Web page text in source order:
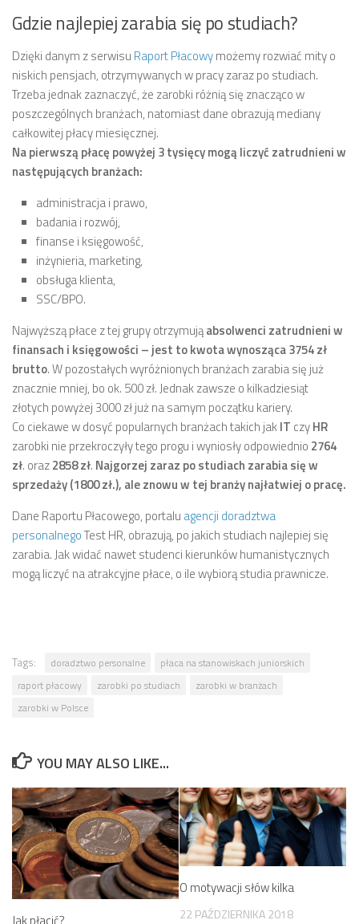
Gdzie najlepiej zarabia się po studiach?
Dzięki danym z serwisu Raport Płacowymożemy rozwiać mity o
niskich pensjach, otrzymywanych w pracy zaraz po studiach.
Trzeba jednak zaznaczyć, że zarobki różnią się znacząco w
poszczególnych branżach, natomiast dane obrazują mediany
całkowitej płacy miesięcznej.
Na pierwszą płacę powyżej 3 tysięcy mogą liczyć zatrudnieni w
następujących branżach:
administracja i prawo,
badania i rozwój,
finanse i księgowość,
inżynieria, marketing,
obsługa klienta,
SSC/BPO.
Najwyższą płace z tej grupy otrzymująabsolwenci zatrudnieni w
finansach i księgowości – jest to kwota wynosząca 3754 zł
brutto. W pozostałych wyróżnionych branżach zarabia się już
znacznie mniej, bo ok. 500 zł. Jednak zawsze o kilkadziesiąt
złotych powyżej 3000 zł już na samym początku kariery.
Co ciekawe w dosyć popularnych branżach takich jakIT czyHR
zarobki nie przekroczyły tego progu i wyniosły odpowiednio 2764
zł. oraz2858 zł. Najgorzej zaraz po studiach zarabia się w
sprzedaży (1800 zł.), ale znowu w tej branży najłatwiej o pracę.
Dane Raportu Płacowego, portalu agencji doradztwa
personalnegoTest HR, obrazują, po jakich studiach najlepiej się
zarabia. Jak widać nawet studenci kierunków humanistycznych
mogą liczyć na atrakcyjne płace, o ile wybiorą studia prawnicze.
Tags: doradztwo personalne
płaca na stanowiskach juniorskich
raport płacowy
zarobki po studiach
zarobki w branżach
zarobki w Polsce
YOU MAY ALSO LIKE...
O motywacji słów kilka
22 PAŹDZIERNIKA 2018